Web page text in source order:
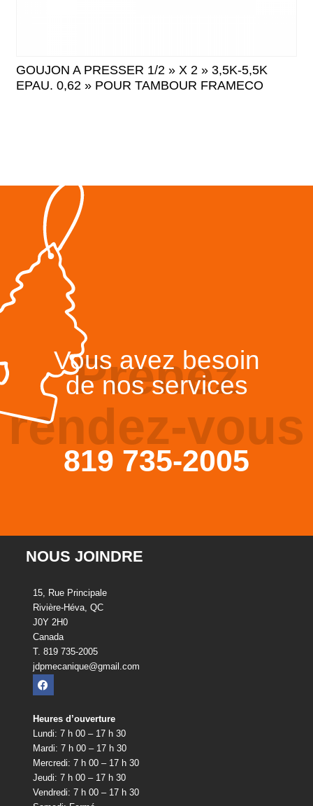
GOUJON A PRESSER 1/2 » X 2 » 3,5K-5,5K
EPAU. 0,62 » POUR TAMBOUR FRAMECO
Prenez
rendez-vous
Vous avez besoin
de nos services
819 735-2005
NOUS JOINDRE
15, Rue Principale
Rivière-Héva, QC
J0Y 2H0
Canada
T. 819 735-2005
jdpmecanique@gmail.com
Heures d’ouverture
Lundi: 7 h 00 – 17 h 30
Mardi: 7 h 00 – 17 h 30
Mercredi: 7 h 00 – 17 h 30
Jeudi: 7 h 00 – 17 h 30
Vendredi: 7 h 00 – 17 h 30